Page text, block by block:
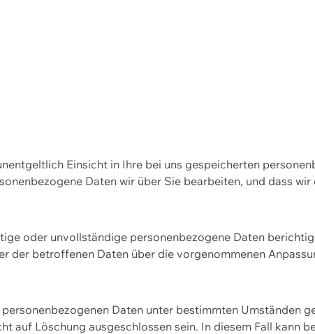
Einsicht in Ihre bei uns gespeicherten
Daten wir über Sie bearbeiten, und dass
oder unvollständige personenbezogene Daten
der betroffenen Daten über die vorgenommenen
Daten unter bestimmten Umständen
auf Löschung ausgeschlossen sein. In diesem Fall kann